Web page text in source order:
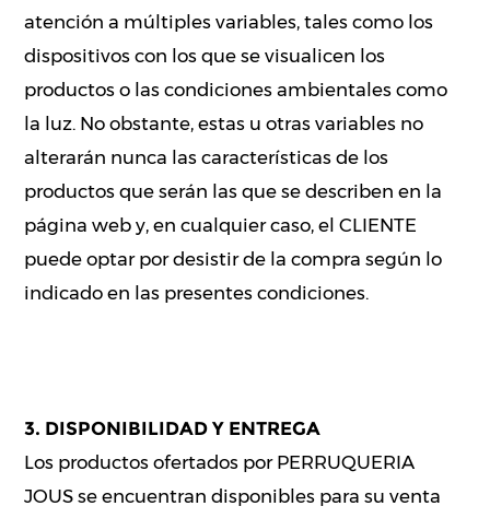
atención a múltiples variables, tales como los
dispositivos con los que se visualicen los
productos o las condiciones ambientales como
la luz. No obstante, estas u otras variables no
alterarán nunca las características de los
productos que serán las que se describen en la
página web y, en cualquier caso, el CLIENTE
puede optar por desistir de la compra según lo
indicado en las presentes condiciones.
3. DISPONIBILIDAD Y ENTREGA
Los productos ofertados por PERRUQUERIA
JOUS se encuentran disponibles para su venta